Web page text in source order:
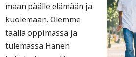
maan päälle elämään ja
kuolemaan. Olemme
täällä oppimassa ja
tulemassa Hänen